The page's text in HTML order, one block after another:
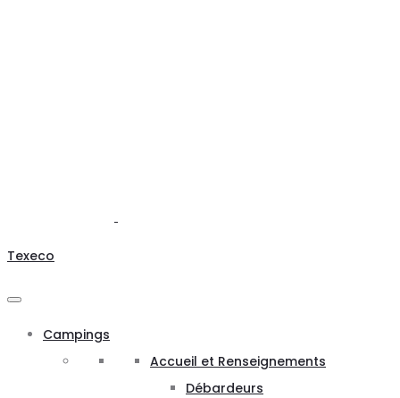
Texeco
Campings
Accueil et Renseignements
Débardeurs